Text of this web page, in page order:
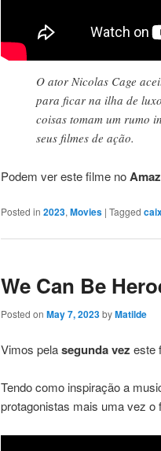
O ator Nicolas Cage
para ficar na ilha de
coisas tomam um rumo
seus filmes de ação.
Podem ver este filme no
Posted in 2023, Movies | Tagged
We Can Be
Posted on May 7, 2023byMatilde
Vimos pelasegunda vez este
Tendo como inspiração a
protagonistas mais uma vez o